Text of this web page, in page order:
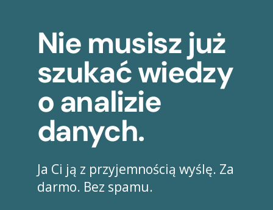
Nie musisz już
szukać wiedzy
o analizie
danych.
Ja Ci ją z przyjemnością wyślę. Za
darmo. Bez spamu.